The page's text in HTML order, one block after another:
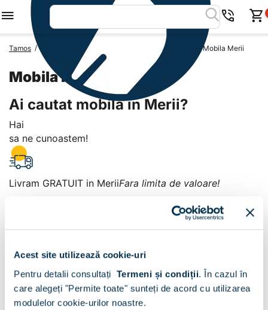
Acest site utilizează cookie-uri
Pentru detalii consultați Termeni și condiții. În cazul în
care alegeți "Permite toate" sunteți de acord cu utilizarea
modulelor cookie-urilor noastre.
Tamos / Mobila Romania Mobila Judetul Dambovita Mobila Merii
Mobila Merii
Ai cautat mobila in Merii?
Hai
sa ne cunoastem!
Livram GRATUIT in MeriiFara limita de valoare!
Merii
+